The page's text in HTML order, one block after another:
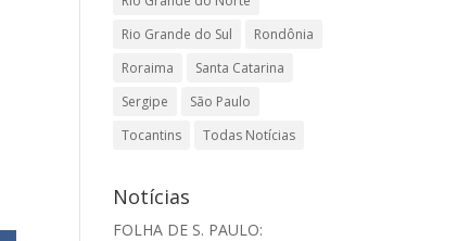
Rio Grande do Sul
Rondônia
Roraima
Santa Catarina
Sergipe
São Paulo
Tocantins
Todas Notícias
Notícias
FOLHA DE S. PAULO: